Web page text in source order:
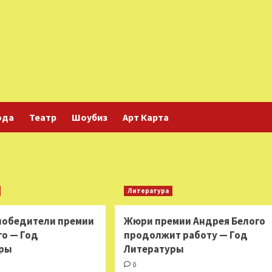
Театр Шоубиз Арт Карта
премии
— Год
Литература
Жюри премии Андрея Белого
продолжит работу — Год
Литературы
0